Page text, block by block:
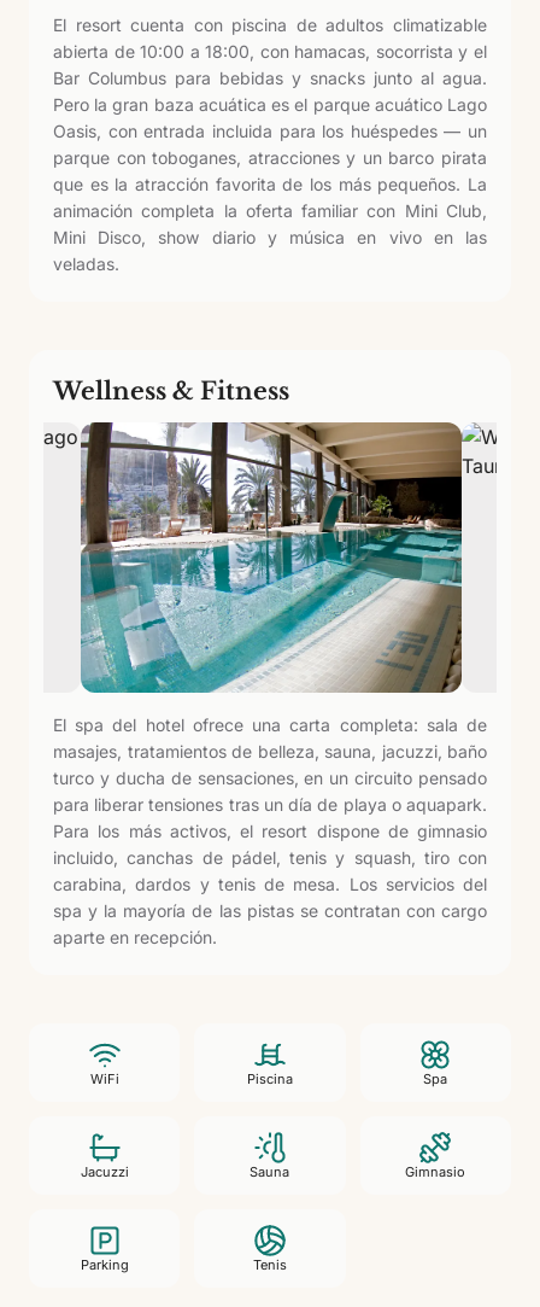
El resort cuenta con piscina de adultos climatizable
abierta de 10:00 a 18:00, con hamacas, socorrista y el
Bar Columbus para bebidas y snacks junto al agua.
Pero la gran baza acuática es el parque acuático Lago
Oasis, con entrada incluida para los huéspedes — un
parque con toboganes, atracciones y un barco pirata
que es la atracción favorita de los más pequeños. La
animación completa la oferta familiar con Mini Club,
Mini Disco, show diario y música en vivo en las
veladas.
Wellness & Fitness
El spa del hotel ofrece una carta completa: sala de
masajes, tratamientos de belleza, sauna, jacuzzi, baño
turco y ducha de sensaciones, en un circuito pensado
para liberar tensiones tras un día de playa o aquapark.
Para los más activos, el resort dispone de gimnasio
incluido, canchas de pádel, tenis y squash, tiro con
carabina, dardos y tenis de mesa. Los servicios del
spa y la mayoría de las pistas se contratan con cargo
aparte en recepción.
WiFi Piscina Spa
Jacuzzi Sauna Gimnasio
Parking Tenis